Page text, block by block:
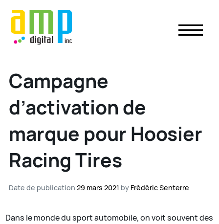
content
Campagne
d’activation de
marque pour Hoosier
Racing Tires
Date de publication 29 mars 2021 by Frédéric Senterre
Dans le monde du sport automobile, on voit souvent des